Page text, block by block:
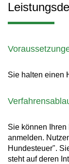
Sie halten einen
Sie können
anmelden.
Hundesteuer".
steht auf deren